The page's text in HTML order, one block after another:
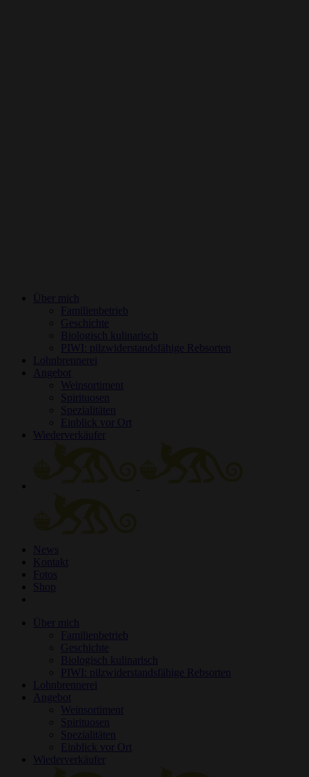
Über mich
Familienbetrieb
Geschichte
Biologisch kulinarisch
PIWI: pilzwiderstandsfähige Rebsorten
Lohnbrennerei
Angebot
Weinsortiment
Spirituosen
Spezialitäten
Einblick vor Ort
Wiederverkäufer
News
Kontakt
Fotos
Shop
Über mich
Familienbetrieb
Geschichte
Biologisch kulinarisch
PIWI: pilzwiderstandsfähige Rebsorten
Lohnbrennerei
Angebot
Weinsortiment
Spirituosen
Spezialitäten
Einblick vor Ort
Wiederverkäufer